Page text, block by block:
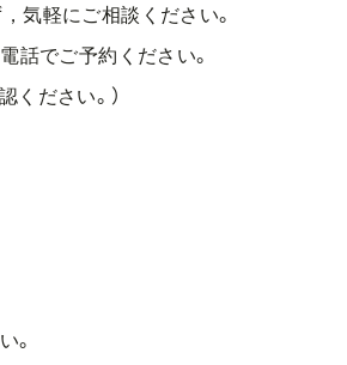
気軽にご相談ください。
でご予約ください。
ださい。）
。